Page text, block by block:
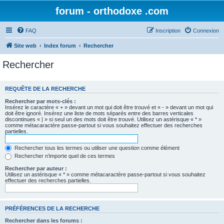
forum - orthodoxe .com
FAQ Connexion
Inscription
Site web Index forum Rechercher
Rechercher
REQUÊTE DE LA RECHERCHE
Rechercher par mots-clés :
Insérez le caractère « + » devant un mot qui doit être trouvé et « - » devant un mot qui
doit être ignoré. Insérez une liste de mots séparés entre des barres verticales
discontinues « | » si seul un des mots doit être trouvé. Utilisez un astérisque « * »
comme métacaractère passe-partout si vous souhaitez effectuer des recherches
partielles.
Rechercher tous les termes ou utiliser une question comme élément
Rechercher n’importe quel de ces termes
Rechercher par auteur :
Utilisez un astérisque « * » comme métacaractère passe-partout si vous souhaitez
effectuer des recherches partielles.
PRÉFÉRENCES DE LA RECHERCHE
Rechercher dans les forums :